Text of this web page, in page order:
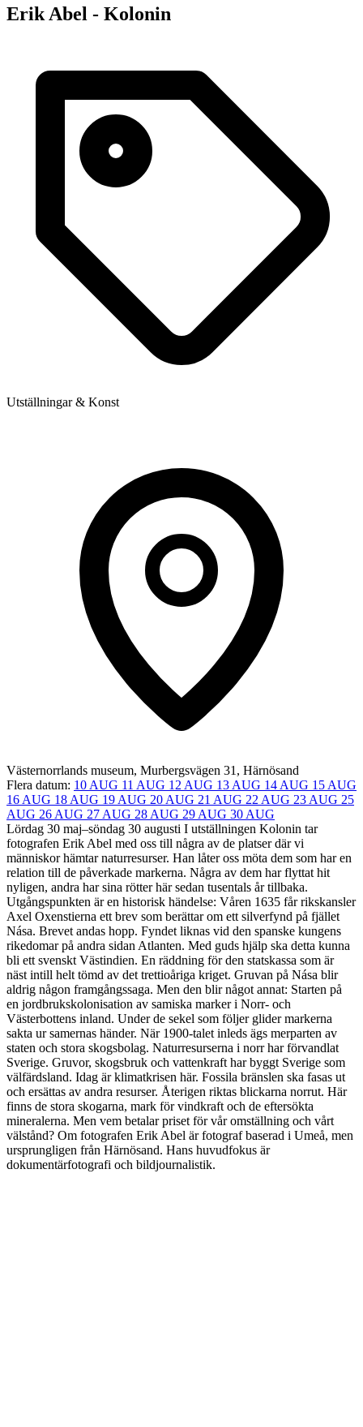
Erik Abel - Kolonin
Utställningar & Konst
Västernorrlands museum, Murbergsvägen 31, Härnösand
Flera datum: 10 AUG 11 AUG 12 AUG 13 AUG 14 AUG 15 AUG
16 AUG 18 AUG 19 AUG 20 AUG 21 AUG 22 AUG 23 AUG 25
AUG 26 AUG 27 AUG 28 AUG 29 AUG 30 AUG
Lördag 30 maj–söndag 30 augusti I utställningen Kolonin tar
fotografen Erik Abel med oss till några av de platser där vi
människor hämtar naturresurser. Han låter oss möta dem som har en
relation till de påverkade markerna. Några av dem har flyttat hit
nyligen, andra har sina rötter här sedan tusentals år tillbaka.
Utgångspunkten är en historisk händelse: Våren 1635 får rikskansler
Axel Oxenstierna ett brev som berättar om ett silverfynd på fjället
Nása. Brevet andas hopp. Fyndet liknas vid den spanske kungens
rikedomar på andra sidan Atlanten. Med guds hjälp ska detta kunna
bli ett svenskt Västindien. En räddning för den statskassa som är
näst intill helt tömd av det trettioåriga kriget. Gruvan på Nása blir
aldrig någon framgångssaga. Men den blir något annat: Starten på
en jordbrukskolonisation av samiska marker i Norr- och
Västerbottens inland. Under de sekel som följer glider markerna
sakta ur samernas händer. När 1900-talet inleds ägs merparten av
staten och stora skogsbolag. Naturresurserna i norr har förvandlat
Sverige. Gruvor, skogsbruk och vattenkraft har byggt Sverige som
välfärdsland. Idag är klimatkrisen här. Fossila bränslen ska fasas ut
och ersättas av andra resurser. Återigen riktas blickarna norrut. Här
finns de stora skogarna, mark för vindkraft och de eftersökta
mineralerna. Men vem betalar priset för vår omställning och vårt
välstånd? Om fotografen Erik Abel är fotograf baserad i Umeå, men
ursprungligen från Härnösand. Hans huvudfokus är
dokumentärfotografi och bildjournalistik.